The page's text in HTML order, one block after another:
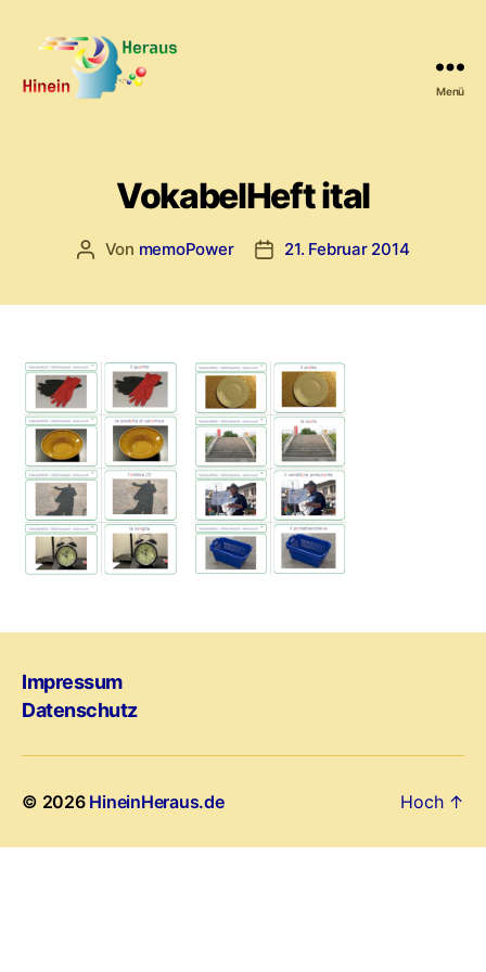
Menü
VokabelHeft ital
Beitragsautor
Von memoPower Beitragsdatum
21. Februar 2014
Impressum
Datenschutz
© 2026 HineinHeraus.de Hoch ↑